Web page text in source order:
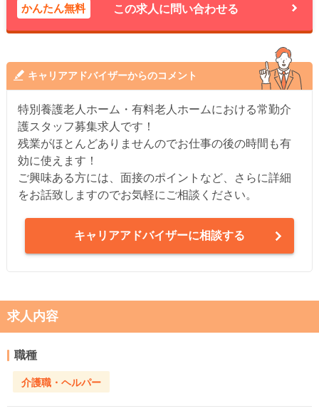
かんたん無料 この求人に問い合わせる
キャリアアドバイザーからのコメント
特別養護老人ホーム・有料老人ホームにおける常勤介
護スタッフ募集求人です！
残業がほとんどありませんのでお仕事の後の時間も有
効に使えます！
ご興味ある方には、面接のポイントなど、さらに詳細
をお話致しますのでお気軽にご相談ください。
キャリアアドバイザーに相談する
求人内容
職種
介護職・ヘルパー